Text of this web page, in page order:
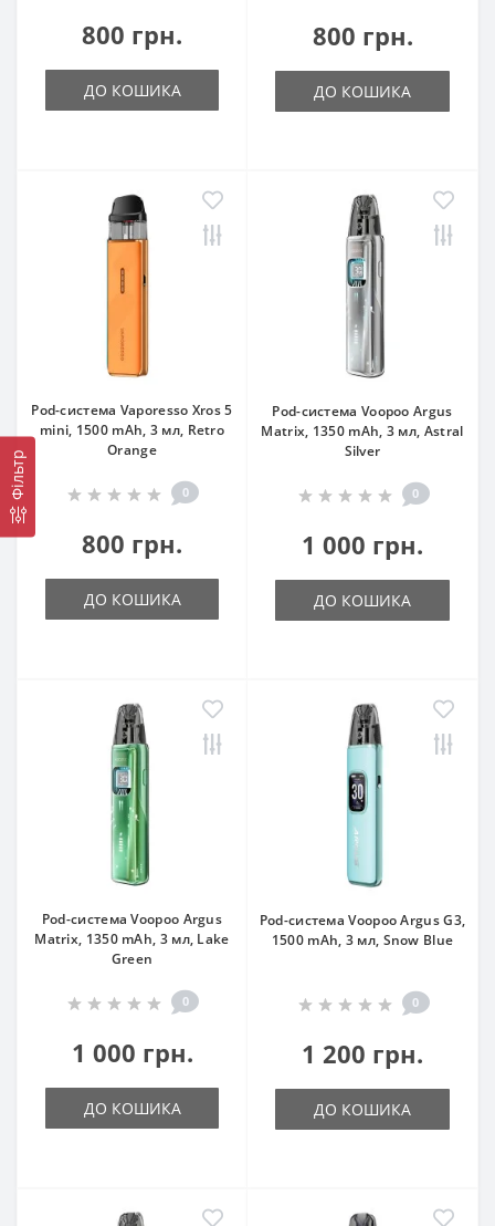
Фільтр
800 грн.
ДО КОШИКА
800 грн.
ДО КОШИКА
Pod-система Vaporesso Xros 5
mini, 1500 mAh, 3 мл, Retro
Orange
0
800 грн.
ДО КОШИКА
Pod-система Voopoo Argus
Matrix, 1350 mAh, 3 мл, Astral
Silver
0
1 000 грн.
ДО КОШИКА
Pod-система Voopoo Argus
Matrix, 1350 mAh, 3 мл, Lake
Green
0
1 000 грн.
ДО КОШИКА
Pod-система Voopoo Argus G3,
1500 mAh, 3 мл, Snow Blue
0
1 200 грн.
ДО КОШИКА